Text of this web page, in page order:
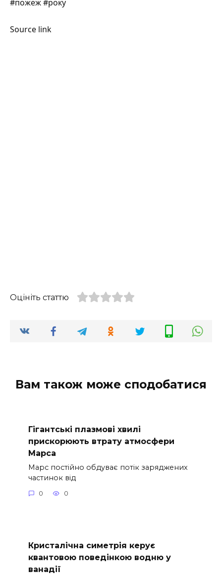
#пожеж #року
Source link
Оцініть статтю
Вам також може сподобатися
Гігантські плазмові хвилі
прискорюють втрату атмосфери
Марса
Марс постійно обдуває потік заряджених
частинок від
0 0
Кристалічна симетрія керує
квантовою поведінкою водню у
ванадії